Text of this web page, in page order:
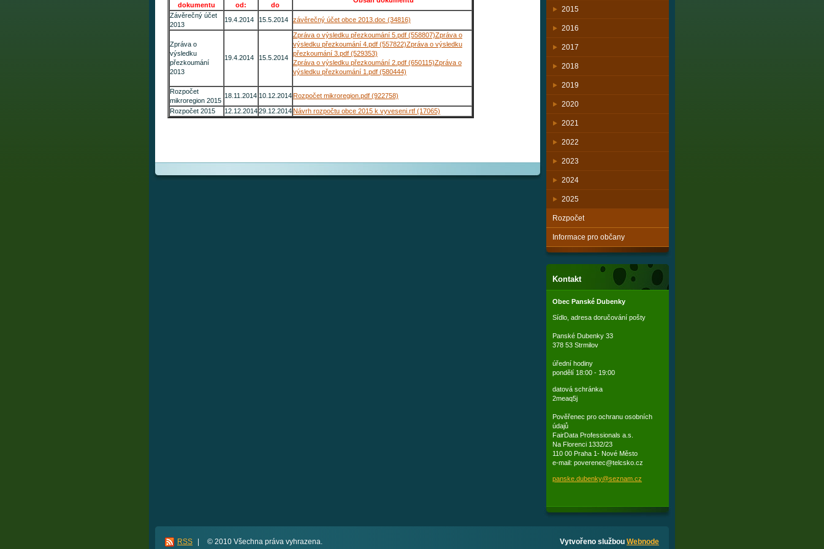
dokumentu
od:
do
Závěrečný účet
2013
19.4.2014 15.5.2014 závěrečný účet obce 2013.doc (34816)
Zpráva o
výsledku
přezkoumání
2013
19.4.2014 15.5.2014
Zpráva o výsledku přezkoumání 5.pdf (558807)Zpráva o
výsledku přezkoumání 4.pdf (557822)Zpráva o výsledku
přezkoumání 3.pdf (529353)
Zpráva o výsledku přezkoumání 2.pdf (650115)Zpráva o
výsledku přezkoumání 1.pdf (580444)
Rozpočet
mikroregion 2015
18.11.2014 10.12.2014Rozpočet mikroregion.pdf (922758)
Rozpočet 2015 12.12.201429.12.2014Návrh rozpočtu obce 2015 k vyveseni.rtf (17065)
2015
2016
2017
2018
2019
2020
2021
2022
2023
2024
2025
Rozpočet
Informace pro občany
Kontakt
Obec Panské Dubenky
Sídlo, adresa doručování pošty
Panské Dubenky 33
378 53 Strmilov
úřední hodiny
pondělí 18:00 - 19:00
datová schránka
2meaq5j
Pověřenec pro ochranu osobních
údajů
FairData Professionals a.s.
Na Florenci 1332/23
110 00 Praha 1- Nové Město
e-mail: poverenec@telcsko.cz
panske.dubenky@seznam.cz
RSS | © 2010 Všechna práva vyhrazena. Vytvořeno službou Webnode